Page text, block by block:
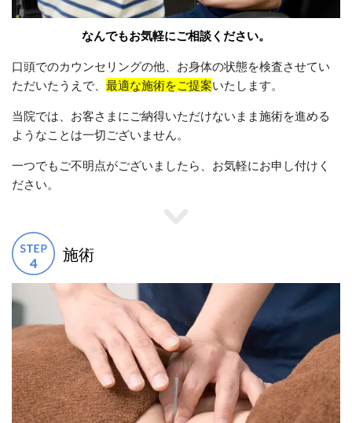
なんでもお気軽にご相談ください。
口頭でのカウンセリングの他、お身体の状態を検査させてい
ただいたうえで、 最適な施術をご提案いたします。
当院では、お客さまにご納得いただけないまま施術を進める
ようなことは一切ございません。
一つでもご不明点がございましたら、お気軽にお申し付けく
ださい。
施術